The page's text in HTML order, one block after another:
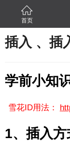
首页
插入 、插
学前小知
雪花ID用法：
1、插入方